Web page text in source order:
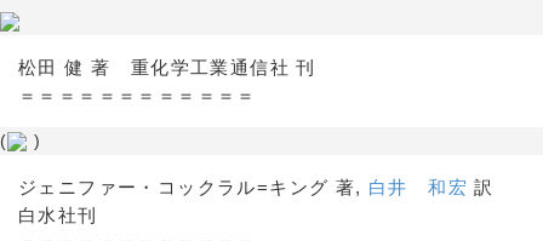
松田 健 著 重化学工業通信社 刊
＝＝＝＝＝＝＝＝＝＝＝＝
( )
ジェニファー・コックラル=キング 著, 白井 和宏 訳
白水社刊